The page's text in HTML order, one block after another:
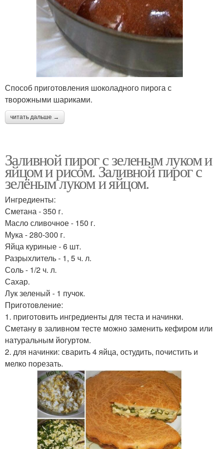
Способ приготовления шоколадного пирога с
творожными шариками.
читать дальше →
Заливной пирог с зеленым луком и
яйцом и рисом. Заливной пирог с
зелёным луком и яйцом.
Ингредиенты:
Сметана - 350 г.
Масло сливочное - 150 г.
Мука - 280-300 г.
Яйца куриные - 6 шт.
Разрыхлитель - 1, 5 ч. л.
Соль - 1/2 ч. л.
Сахар.
Лук зеленый - 1 пучок.
Приготовление:
1. приготовить ингредиенты для теста и начинки.
Сметану в заливном тесте можно заменить кефиром или
натуральным йогуртом.
2. для начинки: сварить 4 яйца, остудить, почистить и
мелко порезать.